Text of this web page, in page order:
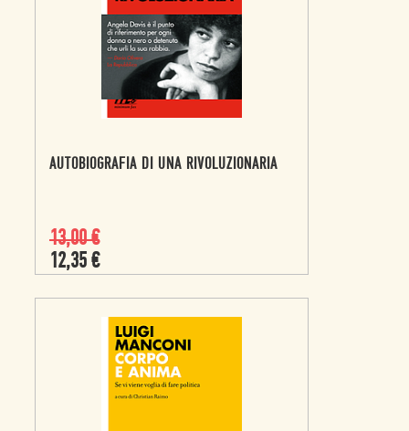
AUTOBIOGRAFIA DI UNA RIVOLUZIONARIA
13,00€
12,35 €